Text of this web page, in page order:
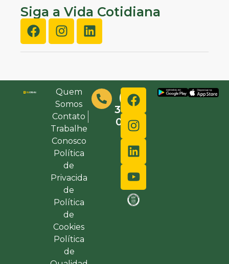
Siga a Vida Cotidiana
Quem
Somos
Contato
Trabalhe
Conosco
Política
de
Privacida
de
Política
de
Cookies
Política
de
(48)
3632-
0000